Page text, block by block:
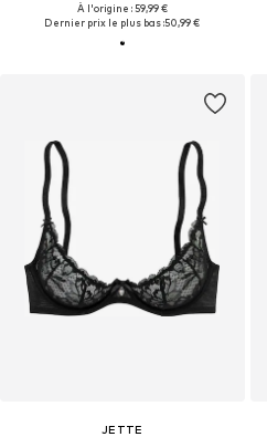
À l'origine : 59,99 €
Dernier prix le plus bas :50,99 €
JETTE